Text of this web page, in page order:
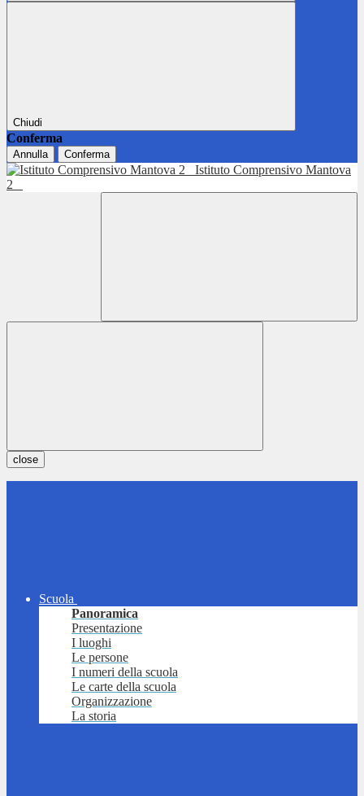
Chiudi
Conferma
Annulla Conferma
Istituto Comprensivo Mantova
2
close
Scuola
Panoramica
Presentazione
I luoghi
Le persone
I numeri della scuola
Le carte della scuola
Organizzazione
La storia